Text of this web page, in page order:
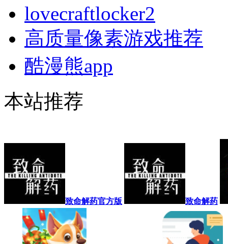
lovecraftlocker2
高质量像素游戏推荐
酷漫熊app
本站推荐
致命解药官方版 致命解药